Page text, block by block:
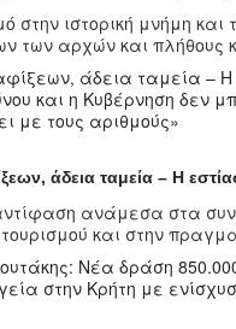
στην ιστορική μνήμη και
των αρχών και πλήθους
άδεια ταμεία – Η
ανάμεσα στα
και στην